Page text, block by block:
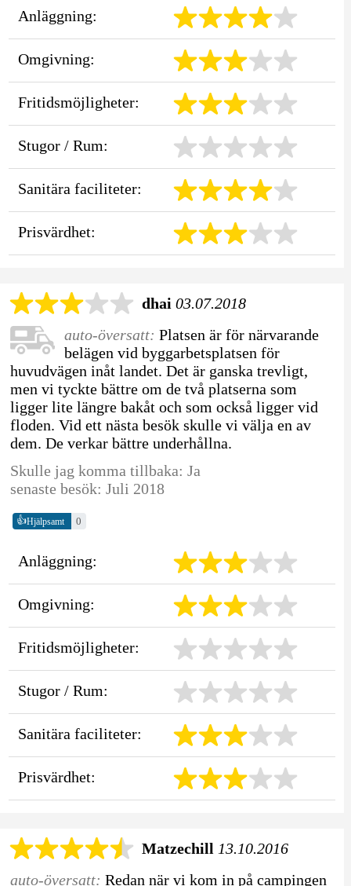
Anläggning:
Omgivning:
Fritidsmöjligheter:
Stugor / Rum:
Sanitära faciliteter:
Prisvärdhet:
dhai 03.07.2018
auto-översatt: Platsen är för närvarande
belägen vid byggarbetsplatsen för
huvudvägen inåt landet. Det är ganska trevligt,
men vi tyckte bättre om de två platserna som
ligger lite längre bakåt och som också ligger vid
floden. Vid ett nästa besök skulle vi välja en av
dem. De verkar bättre underhållna.
Skulle jag komma tillbaka: Ja
senaste besök: Juli 2018
👍Hjälpsamt 0
Anläggning:
Omgivning:
Fritidsmöjligheter:
Stugor / Rum:
Sanitära faciliteter:
Prisvärdhet:
Matzechill 13.10.2016
auto-översatt: Redan när vi kom in på campingen